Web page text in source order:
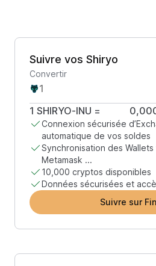
Suivre vos Shiryo
Convertir
1 SHIRYO-INU =
Connexion sécurisée
automatique de vos soldes
Synchronisation des
Metamask ...
10,000 cryptos disponibles
Données sécurisées et
Suivre sur